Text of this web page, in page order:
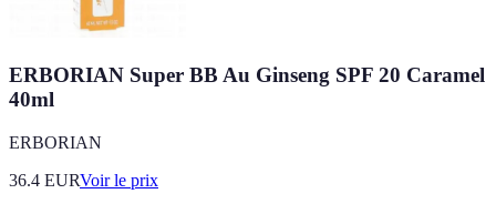
ERBORIAN Super BB Au Ginseng SPF 20 Caramel
40ml
ERBORIAN
36.4 EURVoir le prix